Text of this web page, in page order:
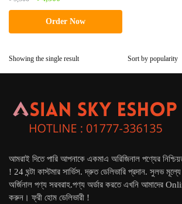
price
was:
৳ 5,500.
price
is:
৳ 4,500.
Order Now
Showing the single result
আমরাই দিতে পারি আপনাকে একমাএ অরিজিনাল পণ্যের
! 24 ঘন্টা কাস্টমার সার্ভিস. দ্রুত ডেলিভারি প্রদান. সুলভ
অর্জিনাল পণ্য সরবরাহ.পণ্য অর্ডার করতে এখনি আমাদের
করুন। ফ্রী হোম ডেলিভারী !